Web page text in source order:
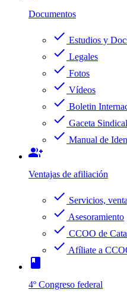
Documentos
check Estudios y
check Legales
check Fotos
check Vídeos
check Boletin
check Gaceta Sindical
check Manual de
group_add
Ventajas de afiliación
check Servicios,
check Asesoramiento
check CCOO de
check Afíliate a
book
4º Congreso federal